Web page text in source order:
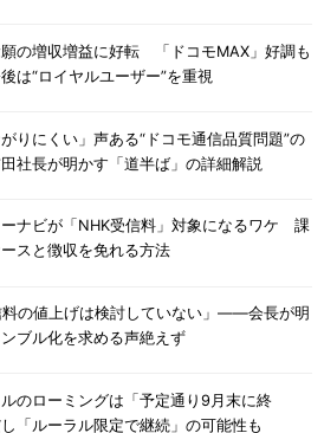
願の増収増益に好転 「ドコモMAX」好調も
は“ロイヤルユーザー”を重視
りにくい」声ある“ドコモ通信品質問題”の
社長が明かす「道半ば」の詳細解説
ナビが「NHK受信料」対象になるワケ 課
スと徴収を免れる方法
料の値上げは検討していない」――会長が明
ブル化を求める声絶えず
のローミングは「予定通り9月末に終
「ルーラル限定で継続」の可能性も